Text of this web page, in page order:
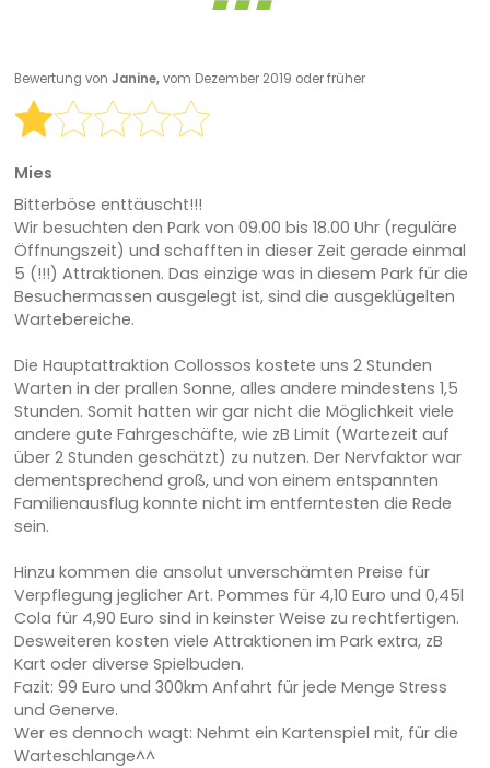
Bewertung von Janine,vom Dezember 2019 oder früher
Mies
Bitterböse enttäuscht!!!
Wir besuchten den Park von 09.00 bis 18.00 Uhr (reguläre
Öffnungszeit) und schafften in dieser Zeit gerade einmal
5 (!!!) Attraktionen. Das einzige was in diesem Park für die
Besuchermassen ausgelegt ist, sind die ausgeklügelten
Wartebereiche.
Die Hauptattraktion Collossos kostete uns 2 Stunden
Warten in der prallen Sonne, alles andere mindestens 1,5
Stunden. Somit hatten wir gar nicht die Möglichkeit viele
andere gute Fahrgeschäfte, wie zB Limit (Wartezeit auf
über 2 Stunden geschätzt) zu nutzen. Der Nervfaktor war
dementsprechend groß, und von einem entspannten
Familienausflug konnte nicht im entferntesten die Rede
sein.
Hinzu kommen die ansolut unverschämten Preise für
Verpflegung jeglicher Art. Pommes für 4,10 Euro und 0,45l
Cola für 4,90 Euro sind in keinster Weise zu rechtfertigen.
Desweiteren kosten viele Attraktionen im Park extra, zB
Kart oder diverse Spielbuden.
Fazit: 99 Euro und 300km Anfahrt für jede Menge Stress
und Generve.
Wer es dennoch wagt: Nehmt ein Kartenspiel mit, für die
Warteschlange^^